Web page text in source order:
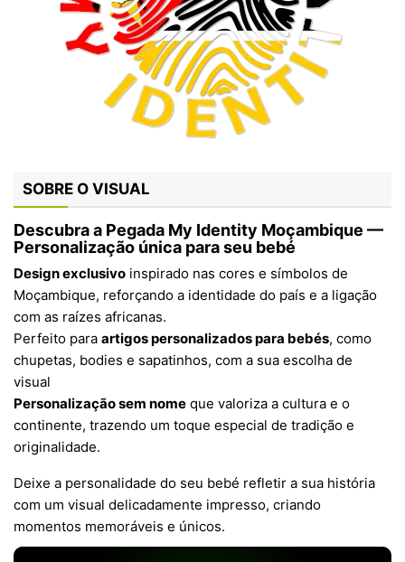
SOBRE O VISUAL
Descubra a Pegada My Identity Moçambique —
Personalização única para seu bebé
Design exclusivo inspirado nas cores e símbolos de
Moçambique, reforçando a identidade do país e a ligação
com as raízes africanas.
Perfeito para artigos personalizados para bebés, como
chupetas, bodies e sapatinhos, com a sua escolha de
visual
Personalização sem nome que valoriza a cultura e o
continente, trazendo um toque especial de tradição e
originalidade.
Deixe a personalidade do seu bebé refletir a sua história
com um visual delicadamente impresso, criando
momentos memoráveis e únicos.